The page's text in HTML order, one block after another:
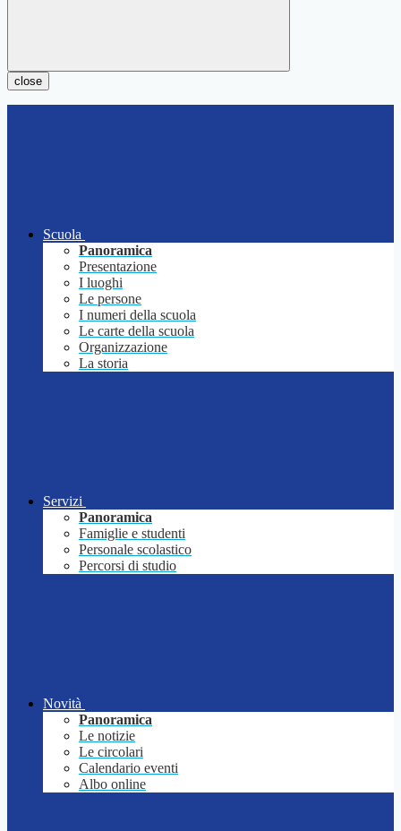
close
Scuola
Panoramica
Presentazione
I luoghi
Le persone
I numeri della scuola
Le carte della scuola
Organizzazione
La storia
Servizi
Panoramica
Famiglie e studenti
Personale scolastico
Percorsi di studio
Novità
Panoramica
Le notizie
Le circolari
Calendario eventi
Albo online